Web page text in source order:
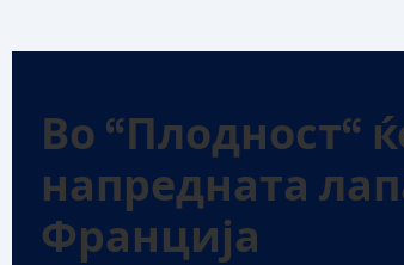
Во “Плодност“
напредната
Франција